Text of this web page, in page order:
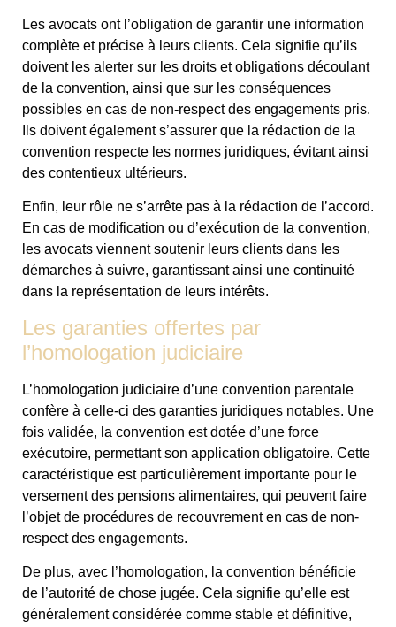
Les avocats ont l’obligation de garantir une information
complète et précise à leurs clients. Cela signifie qu’ils
doivent les alerter sur les droits et obligations découlant
de la convention, ainsi que sur les conséquences
possibles en cas de non-respect des engagements pris.
Ils doivent également s’assurer que la rédaction de la
convention respecte les normes juridiques, évitant ainsi
des contentieux ultérieurs.
Enfin, leur rôle ne s’arrête pas à la rédaction de l’accord.
En cas de modification ou d’exécution de la convention,
les avocats viennent soutenir leurs clients dans les
démarches à suivre, garantissant ainsi une continuité
dans la représentation de leurs intérêts.
Les garanties offertes par
l’homologation judiciaire
L’homologation judiciaire d’une convention parentale
confère à celle-ci des garanties juridiques notables. Une
fois validée, la convention est dotée d’une force
exécutoire, permettant son application obligatoire. Cette
caractéristique est particulièrement importante pour le
versement des pensions alimentaires, qui peuvent faire
l’objet de procédures de recouvrement en cas de non-
respect des engagements.
De plus, avec l’homologation, la convention bénéficie
de l’autorité de chose jugée. Cela signifie qu’elle est
généralement considérée comme stable et définitive,